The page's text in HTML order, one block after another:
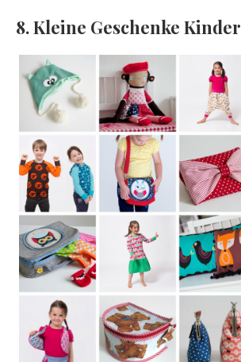
8. Kleine Geschenke Kinder